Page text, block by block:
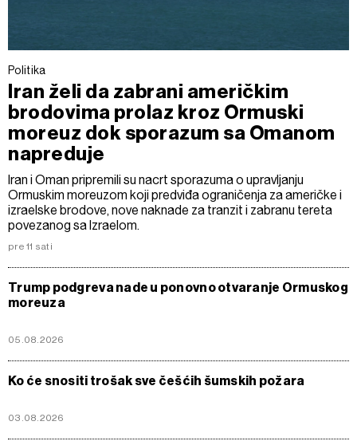
Politika
Iran želi da zabrani američkim
brodovima prolaz kroz Ormuski
moreuz dok sporazum sa Omanom
napreduje
Iran i Oman pripremili su nacrt sporazuma o upravljanju
Ormuskim moreuzom koji predviđa ograničenja za američke i
izraelske brodove, nove naknade za tranzit i zabranu tereta
povezanog sa Izraelom.
pre 11 sati
Trump podgreva nade u ponovno otvaranje Ormuskog
moreuza
05.08.2026
Ko će snositi trošak sve češćih šumskih požara
03.08.2026